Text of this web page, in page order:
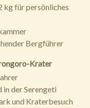
kg für persönliches
Bergführer
Krater
der Serengeti
und Kraterbesuch